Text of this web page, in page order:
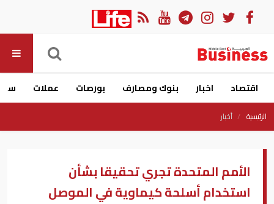
اقتصاد اخبار بنوك ومصارف بورصات عملات
الرئيسية أخبار
الأمم المتحدة تجري تحقيقا بشأن
استخدام أسلحة كيماوية في الموصل